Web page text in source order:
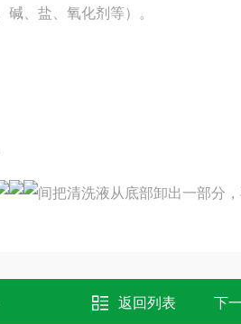
、盐、氧化剂等）。
间把清洗液从底部卸出一部分
返回列表 下